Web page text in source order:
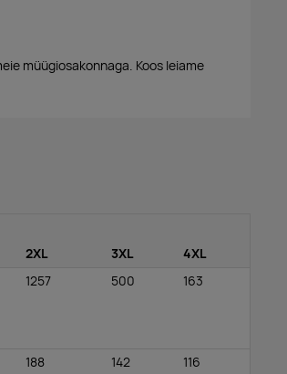
müügiosakonnaga. Koos leiame
2XL 3XL 4XL
1257 500 163
188 142 116